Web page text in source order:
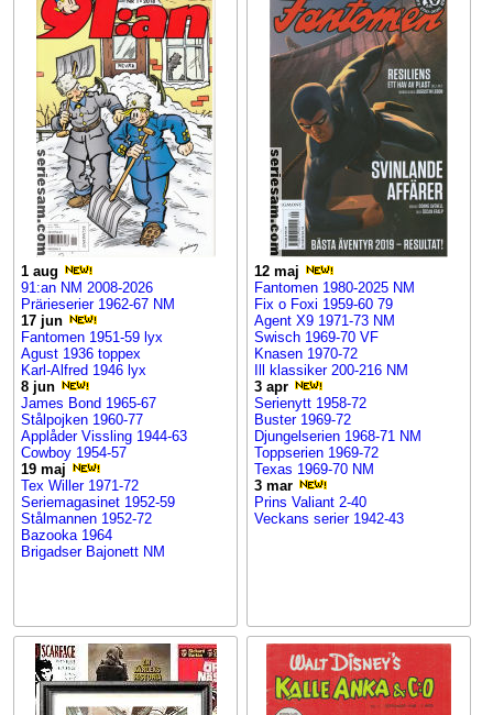
1 aug
91:an NM 2008-2026
Prärieserier 1962-67 NM
17 jun
Fantomen 1951-59 lyx
Agust 1936 toppex
Karl-Alfred 1946 lyx
8 jun
James Bond 1965-67
Stålpojken 1960-77
Applåder Vissling 1944-63
Cowboy 1954-57
19 maj
Tex Willer 1971-72
Seriemagasinet 1952-59
Stålmannen 1952-72
Bazooka 1964
Brigadser Bajonett NM
12 maj
Fantomen 1980-2025 NM
Fix o Foxi 1959-60 79
Agent X9 1971-73 NM
Swisch 1969-70 VF
Knasen 1970-72
Ill klassiker 200-216 NM
3 apr
Serienytt 1958-72
Buster 1969-72
Djungelserien 1968-71 NM
Toppserien 1969-72
Texas 1969-70 NM
3 mar
Prins Valiant 2-40
Veckans serier 1942-43